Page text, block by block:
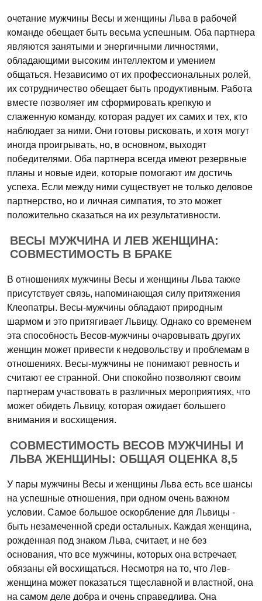
очетание мужчины Весы и женщины Льва в рабочей
команде обещает быть весьма успешным. Оба партнера
являются занятыми и энергичными личностями,
обладающими высоким интеллектом и умением
общаться. Независимо от их профессиональных ролей,
их сотрудничество обещает быть продуктивным. Работа
вместе позволяет им сформировать крепкую и
слаженную команду, которая радует их самих и тех, кто
наблюдает за ними. Они готовы рисковать, и хотя могут
иногда проигрывать, но, в основном, выходят
победителями. Оба партнера всегда имеют резервные
планы и новые идеи, которые помогают им достичь
успеха. Если между ними существует не только деловое
партнерство, но и личная симпатия, то это может
положительно сказаться на их результативности.
ВЕСЫ МУЖЧИНА И ЛЕВ ЖЕНЩИНА:
СОВМЕСТИМОСТЬ В БРАКЕ
В отношениях мужчины Весы и женщины Льва также
присутствует связь, напоминающая силу притяжения
Клеопатры. Весы-мужчины обладают природным
шармом и это притягивает Львицу. Однако со временем
эта способность Весов-мужчины очаровывать других
женщин может привести к недовольству и проблемам в
отношениях. Весы-мужчины не понимают ревность и
считают ее странной. Они спокойно позволяют своим
партнерам участвовать в различных мероприятиях, что
может обидеть Львицу, которая ожидает большего
внимания и восхищения.
СОВМЕСТИМОСТЬ ВЕСОВ МУЖЧИНЫ И
ЛЬВА ЖЕНЩИНЫ: ОБЩАЯ ОЦЕНКА 8,5
У пары мужчины Весы и женщины Льва есть все шансы
на успешные отношения, при одном очень важном
условии. Самое большое оскорбление для Львицы -
быть незамеченной среди остальных. Каждая женщина,
рожденная под знаком Льва, считает, и не без
основания, что все мужчины, которых она встречает,
обязаны ей восхищаться. Несмотря на то, что Лев-
женщина может показаться тщеславной и властной, она
на самом деле добра и очень справедлива. Она